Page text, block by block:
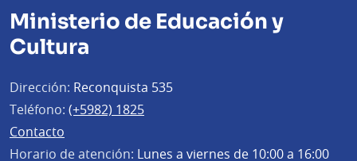
Ministerio de Educación y
Cultura
Dirección: Reconquista 535
Teléfono: (+5982) 1825
Contacto
Horario de atención: Lunes a viernes de 10:00 a 16:00